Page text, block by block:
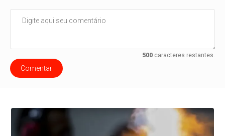
500caracteres restantes.
Comentar